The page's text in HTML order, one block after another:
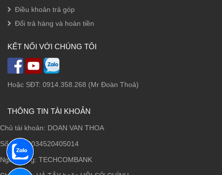
Điều khoản trả góp
Đổi trả hàng và hoàn tiền
KẾT NỐI VỚI CHÚNG TÔI
Hoặc SĐT: 0914.358.268 (Mr Đoàn Thoả)
THÔNG TIN TÀI KHOẢN
Chủ tài khoản: DOAN VAN THOA
Số TK: 19034520405014
Ngân hàng: TECHCOMBANK